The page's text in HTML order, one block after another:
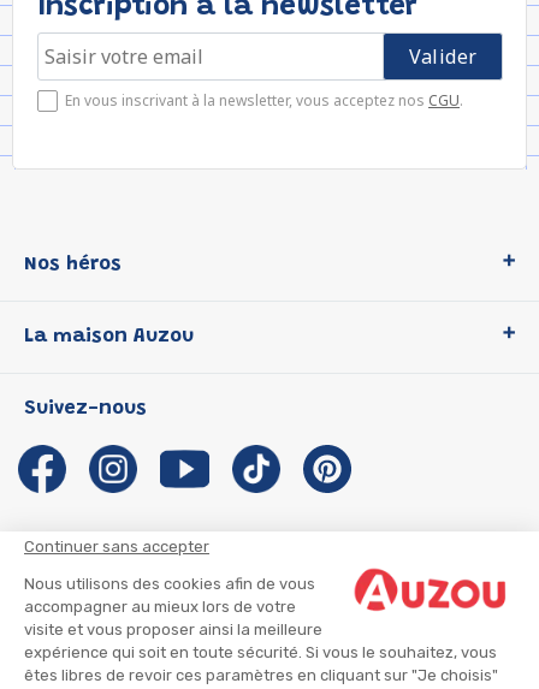
Continuer sans accepter
Nous utilisons des cookies afin de vous
accompagner au mieux lors de votre
visite et vous proposer ainsi la meilleure
expérience qui soit en toute sécurité. Si vous le souhaitez, vous
êtes libres de revoir ces paramètres en cliquant sur "Je choisis"
Inscription à la newsletter
En vous inscrivant à la newsletter, vous acceptez nos CGU.
Nos héros
P'tit Loup
Les Influenceuses
Migali
Petite Taupe
La maison Auzou
Notre histoire
Auzou s'engage
Auteurs et illustrateurs Auzou
Suivre mon colis
Infos consommateur
Suivez-nous
CGU
CGV
Mentions légales